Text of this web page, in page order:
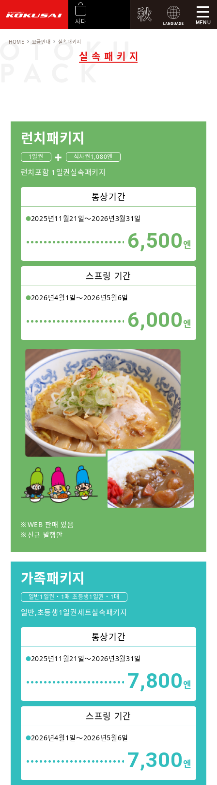
사다 MENU
HOME 요금안내 실속패키지
실속패키지
런치패키지
1일권 식사권1,080엔
런치포함 1일권실속패키지
통상기간
2025년11월21일〜2026년3월31일
6,500엔
스프링 기간
2026년4월1일〜2026년5월6일
6,000엔
WEB 판매 있음
신규 발행만
가족패키지
일반1일권・1매 초등생1일권・1매
일반,초등생1일권세트실속패키지
통상기간
2025년11월21일〜2026년3월31일
7,800엔
스프링 기간
2026년4월1일〜2026년5월6일
7,300엔